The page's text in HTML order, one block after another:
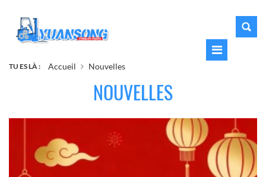
TU ES LÀ : Accueil Nouvelles
NOUVELLES